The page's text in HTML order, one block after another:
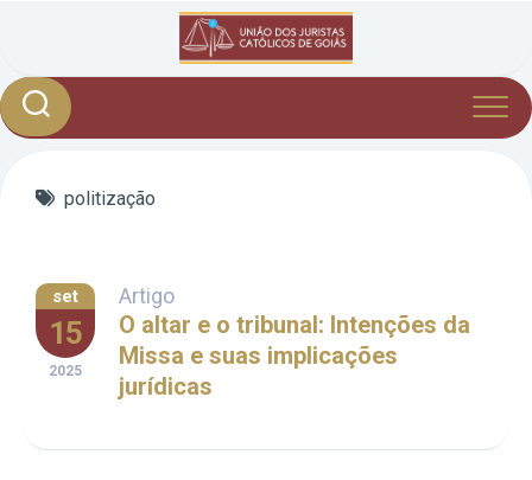
politização
set
15
2025
Artigo
O altar e o tribunal: Intenções da
Missa e suas implicações
jurídicas